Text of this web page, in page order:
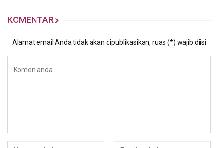
KOMENTAR
Alamat email Anda tidak akan dipublikasikan, ruas (*) wajib diisi